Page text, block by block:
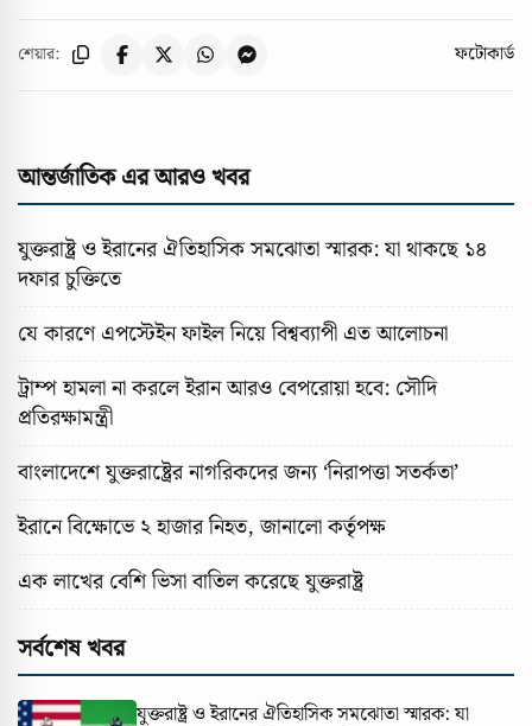
শেয়ার: ফটোকার্ড
আন্তর্জাতিক এর আরও খবর
যুক্তরাষ্ট্র ও ইরানের ঐতিহাসিক সমঝোতা স্মারক: যা থাকছে ১৪
দফার চুক্তিতে
যে কারণে এপস্টেইন ফাইল নিয়ে বিশ্বব্যাপী এত আলোচনা
ট্রাম্প হামলা না করলে ইরান আরও বেপরোয়া হবে: সৌদি
প্রতিরক্ষামন্ত্রী
বাংলাদেশে যুক্তরাষ্ট্রের নাগরিকদের জন্য ‘নিরাপত্তা সতর্কতা’
ইরানে বিক্ষোভে ২ হাজার নিহত, জানালো কর্তৃপক্ষ
এক লাখের বেশি ভিসা বাতিল করেছে যুক্তরাষ্ট্র
সর্বশেষ খবর
যুক্তরাষ্ট্র ও ইরানের ঐতিহাসিক সমঝোতা স্মারক: যা